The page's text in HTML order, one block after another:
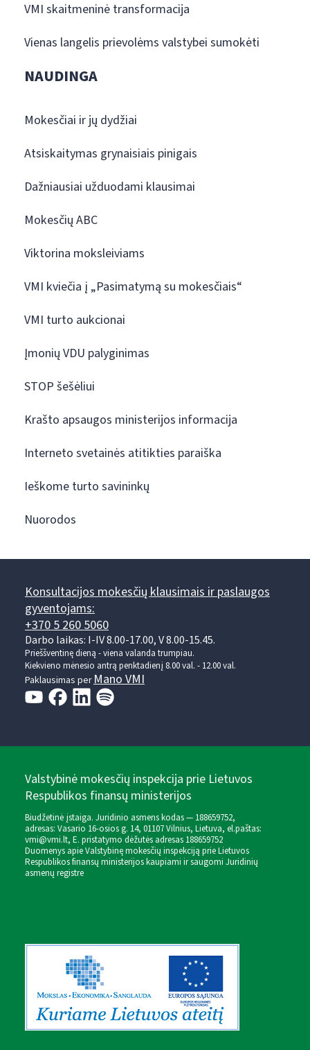
VMI skaitmeninė transformacija
Vienas langelis prievolėms valstybei sumokėti
NAUDINGA
Mokesčiai ir jų dydžiai
Atsiskaitymas grynaisiais pinigais
Dažniausiai užduodami klausimai
Mokesčių ABC
Viktorina moksleiviams
VMI kviečia į „Pasimatymą su mokesčiais“
VMI turto aukcionai
Įmonių VDU palyginimas
STOP šešėliui
Krašto apsaugos ministerijos informacija
Interneto svetainės atitikties paraiška
Ieškome turto savininkų
Nuorodos
Konsultacijos mokesčių klausimais ir paslaugos
gyventojams:
+370 5 260 5060
Darbo laikas: I-IV 8.00-17.00, V 8.00-15.45.
Prieššventinę dieną - viena valanda trumpiau.
Kiekvieno mėnesio antrą penktadienį 8.00 val. - 12.00 val.
Paklausimas perMano VMI
Valstybinė mokesčių inspekcija prie Lietuvos
Respublikos finansų ministerijos
Biudžetinė įstaiga. Juridinio asmens kodas — 188659752,
adresas: Vasario 16-osios g. 14, 01107 Vilnius, Lietuva, el.paštas:
vmi@vmi.lt, E. pristatymo dėžutės adresas 188659752
Duomenys apie Valstybinę mokesčių inspekciją prie Lietuvos
Respublikos finansų ministerijos kaupiami ir saugomi Juridinių
asmenų registre